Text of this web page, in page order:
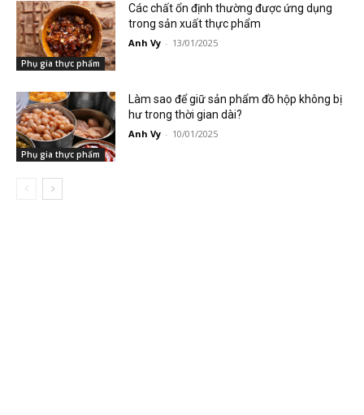
Phụ gia thực phẩm
Các chất ổn định thường được ứng dụng
trong sản xuất thực phẩm
Anh Vy - 13/01/2025
Phụ gia thực phẩm
Làm sao để giữ sản phẩm đồ hộp không bị
hư trong thời gian dài?
Anh Vy - 10/01/2025